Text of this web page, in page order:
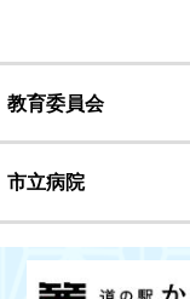
教育委員会
市立病院
議会